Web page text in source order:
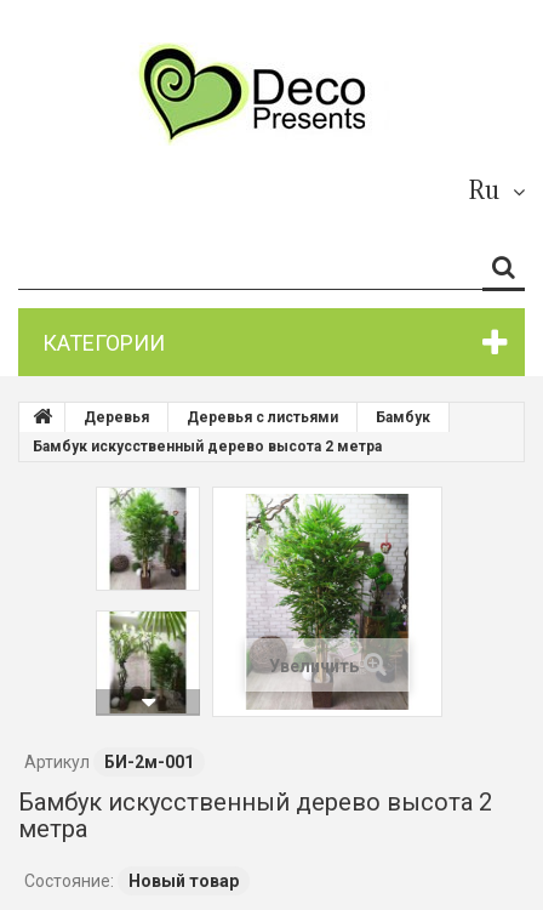
Ru
КАТЕГОРИИ
Деревья Деревья с листьями
Бамбук
Бамбук искусственный дерево высота 2 метра
Увеличить
Артикул БИ-2м-001
Бамбук искусственный дерево высота 2
метра
Состояние: Новый товар